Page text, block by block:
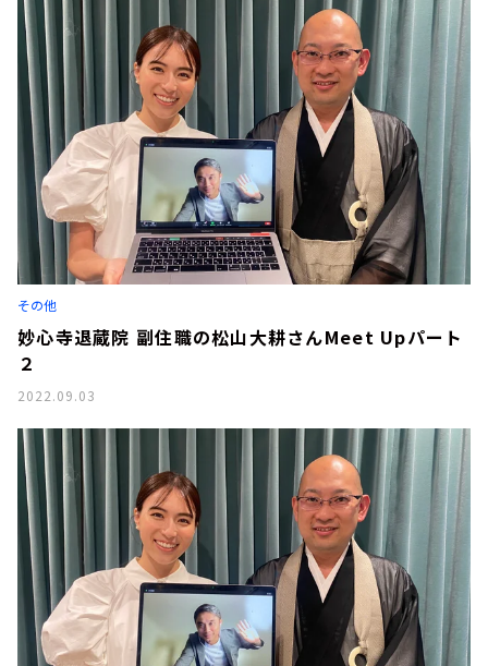
その他
妙心寺退蔵院 副住職の松山大耕さんMeet Upパート
２
2022.09.03